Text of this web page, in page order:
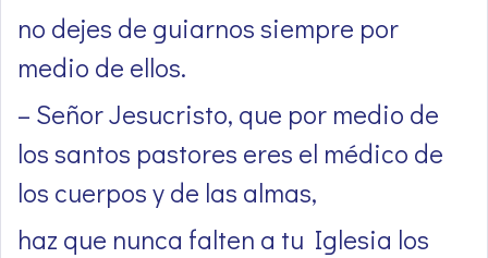
no dejes de guiarnos siempre por
medio de ellos.
– Señor Jesucristo, que por medio de
los santos pastores eres el médico de
los cuerpos y de las almas,
haz que nunca falten a tu Iglesia los